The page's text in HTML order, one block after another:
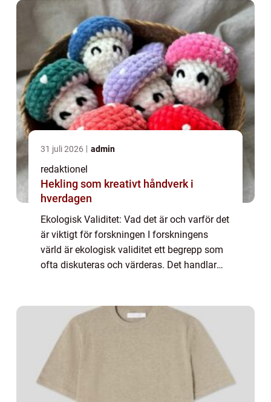
31 juli 2026 admin
redaktionel
Hekling som kreativt håndverk i
hverdagen
Ekologisk Validitet: Vad det är och varför det
är viktigt för forskningen I forskningens
värld är ekologisk validitet ett begrepp som
ofta diskuteras och värderas. Det handlar